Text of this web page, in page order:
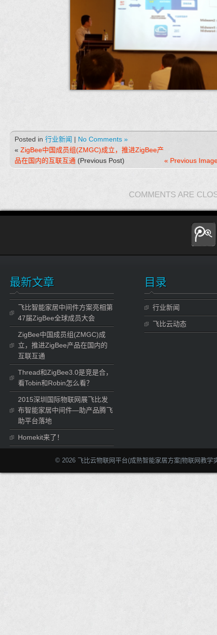
Posted in 行业新闻 | No Comments »
« ZigBee中国成员组(ZMGC)成立，推进ZigBee产
品在国内的互联互通 (Previous Post) « Previous
COMMENTS ARE
最新文章
飞比智能家居中间件方案亮相第
47届ZigBee全球成员大会
ZigBee中国成员组(ZMGC)成
立，推进ZigBee产品在国内的
互联互通
Thread和ZigBee3.0是竞是合，
看Tobin和Robin怎么看？
2015深圳国际物联网展飞比发
布智能家居中间件—助产品腾飞
助平台落地
Homekit来了！
目录
行业新闻
飞比云动态
© 2026 飞比云物联网平台(成熟智能家居方案|物联网教